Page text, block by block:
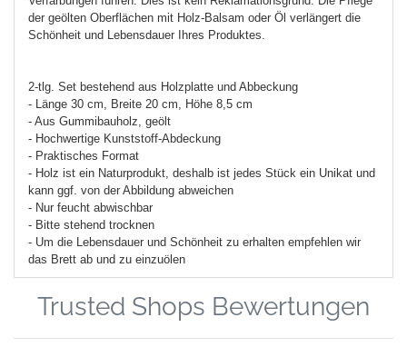
der geölten Oberflächen mit Holz-Balsam oder Öl verlängert die
Schönheit und Lebensdauer Ihres Produktes.
2-tlg. Set bestehend aus Holzplatte und Abbeckung
- Länge 30 cm, Breite 20 cm, Höhe 8,5 cm
- Aus Gummibauholz, geölt
- Hochwertige Kunststoff-Abdeckung
- Praktisches Format
- Holz ist ein Naturprodukt, deshalb ist jedes Stück ein Unikat und
kann ggf. von der Abbildung abweichen
- Nur feucht abwischbar
- Bitte stehend trocknen
- Um die Lebensdauer und Schönheit zu erhalten empfehlen wir
das Brett ab und zu einzuölen
Trusted Shops Bewertungen